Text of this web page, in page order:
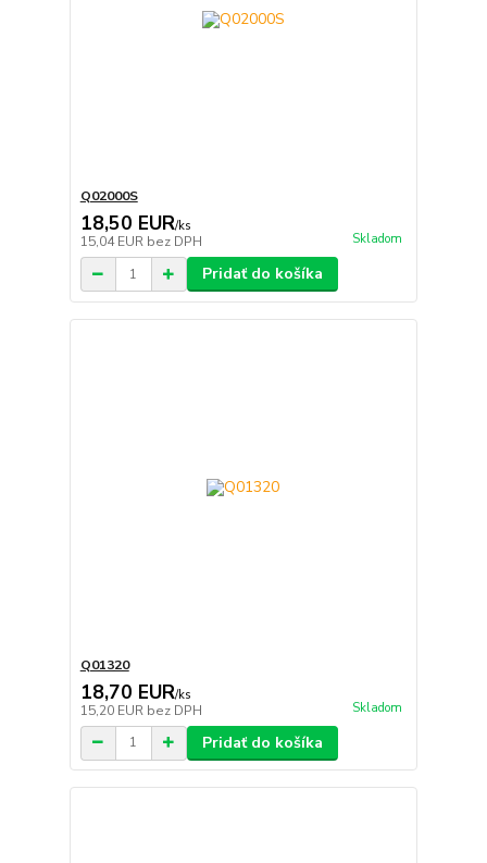
Q02000S
18,50 EUR/ks
15,04 EUR bez DPH Skladom
Pridať do košíka
Q01320
18,70 EUR/ks
15,20 EUR bez DPH Skladom
Pridať do košíka